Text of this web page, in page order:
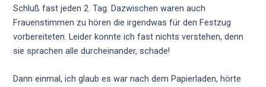
Schluß fast jeden 2. Tag. Dazwischen waren auch
Frauenstimmen zu hören die irgendwas für den Festzug
vorbereiteten. Leider konnte ich fast nichts verstehen, denn
sie sprachen alle durcheinander, schade!
Dann einmal, ich glaub es war nach dem Papierladen, hörte